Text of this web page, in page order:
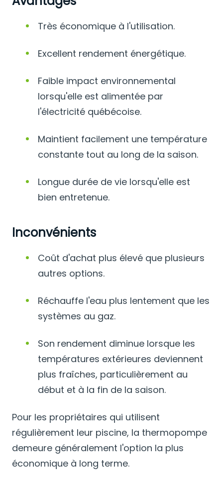
Très économique à l'utilisation.
Excellent rendement énergétique.
Faible impact environnemental
lorsqu'elle est alimentée par
l'électricité québécoise.
Maintient facilement une température
constante tout au long de la saison.
Longue durée de vie lorsqu'elle est
bien entretenue.
Inconvénients
Coût d'achat plus élevé que plusieurs
autres options.
Réchauffe l'eau plus lentement que les
systèmes au gaz.
Son rendement diminue lorsque les
températures extérieures deviennent
plus fraîches, particulièrement au
début et à la fin de la saison.
Pour les propriétaires qui utilisent
régulièrement leur piscine, la thermopompe
demeure généralement l'option la plus
économique à long terme.